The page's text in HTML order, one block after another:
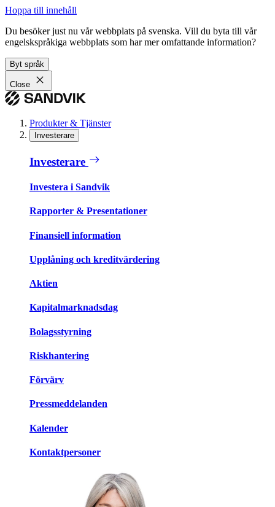
Hoppa till innehåll
Du besöker just nu vår webbplats på svenska. Vill du byta till vår
engelskspråkiga webbplats som har mer omfattande information?
Byt språk
Close
Produkter & Tjänster
Investerare
Investerare
Investera i Sandvik
Rapporter & Presentationer
Finansiell information
Upplåning och kreditvärdering
Aktien
Kapitalmarknadsdag
Bolagsstyrning
Riskhantering
Förvärv
Pressmeddelanden
Kalender
Kontaktpersoner